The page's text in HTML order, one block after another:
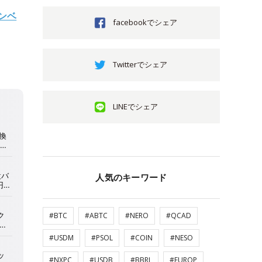
ベ facebookでシェア
Twitterでシェア
LINEでシェア
人気のキーワード
#BTC #ABTC #NERO #QCAD
#USDM #PSOL #COIN #NESO
#NXPC #USDB #BBRL #EUROP